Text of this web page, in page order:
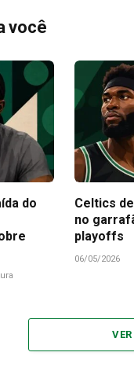
você
do
Celtics
no
playoffs
06/05/2026